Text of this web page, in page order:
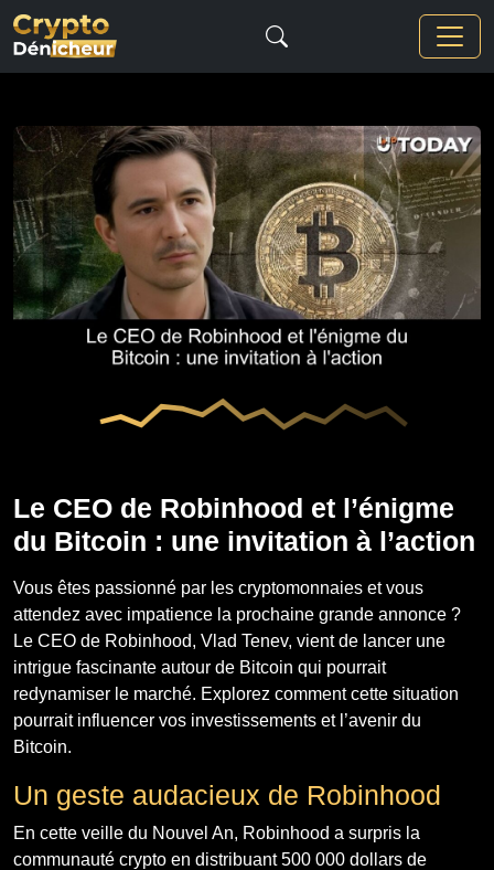
Le CEO de Robinhood et l’énigme
du Bitcoin : une invitation à l’action
Vous êtes passionné par les cryptomonnaies et vous
attendez avec impatience la prochaine grande annonce ?
Le CEO de Robinhood, Vlad Tenev, vient de lancer une
intrigue fascinante autour de Bitcoin qui pourrait
redynamiser le marché. Explorez comment cette situation
pourrait influencer vos investissements et l’avenir du
Bitcoin.
Un geste audacieux de Robinhood
En cette veille du Nouvel An, Robinhood a surpris la
communauté crypto en distribuant 500 000 dollars de